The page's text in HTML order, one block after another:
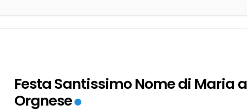
Festa Santissimo Nome di Maria a
Orgnese